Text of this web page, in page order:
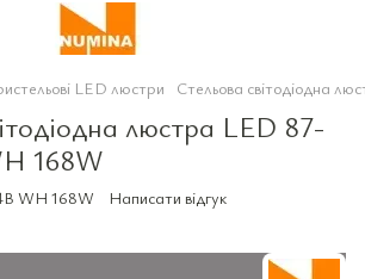
LED люстри Стельова світодіодна
люстра LED 87-
168W
WH 168W Написати відгук